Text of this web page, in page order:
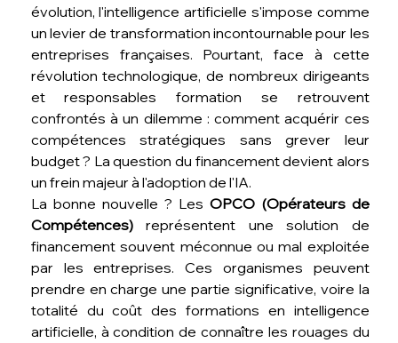
évolution, l'intelligence artificielle s'impose comme
un levier de transformation incontournable pour les
entreprises françaises. Pourtant, face à cette
révolution technologique, de nombreux dirigeants
et responsables formation se retrouvent
confrontés à un dilemme : comment acquérir ces
compétences stratégiques sans grever leur
budget ? La question du financement devient alors
un frein majeur à l'adoption de l'IA.
La bonne nouvelle ? Les OPCO (Opérateurs de
Compétences) représentent une solution de
financement souvent méconnue ou mal exploitée
par les entreprises. Ces organismes peuvent
prendre en charge une partie significative, voire la
totalité du coût des formations en intelligence
artificielle, à condition de connaître les rouages du